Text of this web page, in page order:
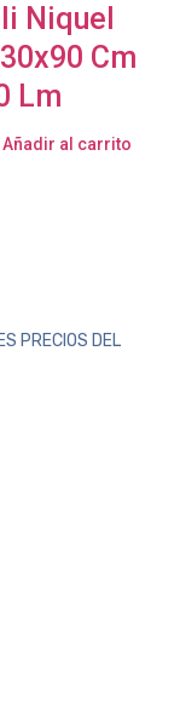
Niquel
Cm
Lm
Añadir al carrito
PRECIOS DEL